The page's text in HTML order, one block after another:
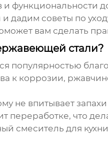
и
дадим советы по
вам сделать
стали?
популярностью
к коррозии,
не впитывает
что
смеситель для